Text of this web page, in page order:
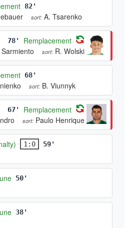
82'
sort: A. Tsarenko
78' Remplacement
sort: R. Wolski
68'
sort: B. Viunnyk
67' Remplacement
sort: Paulo Henrique
1:0 59'
50'
38'